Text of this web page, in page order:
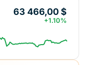
63 466,00 $
+1.10%